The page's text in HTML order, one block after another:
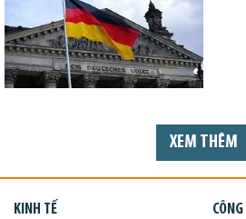
XEM THÊM
KINH TẾ